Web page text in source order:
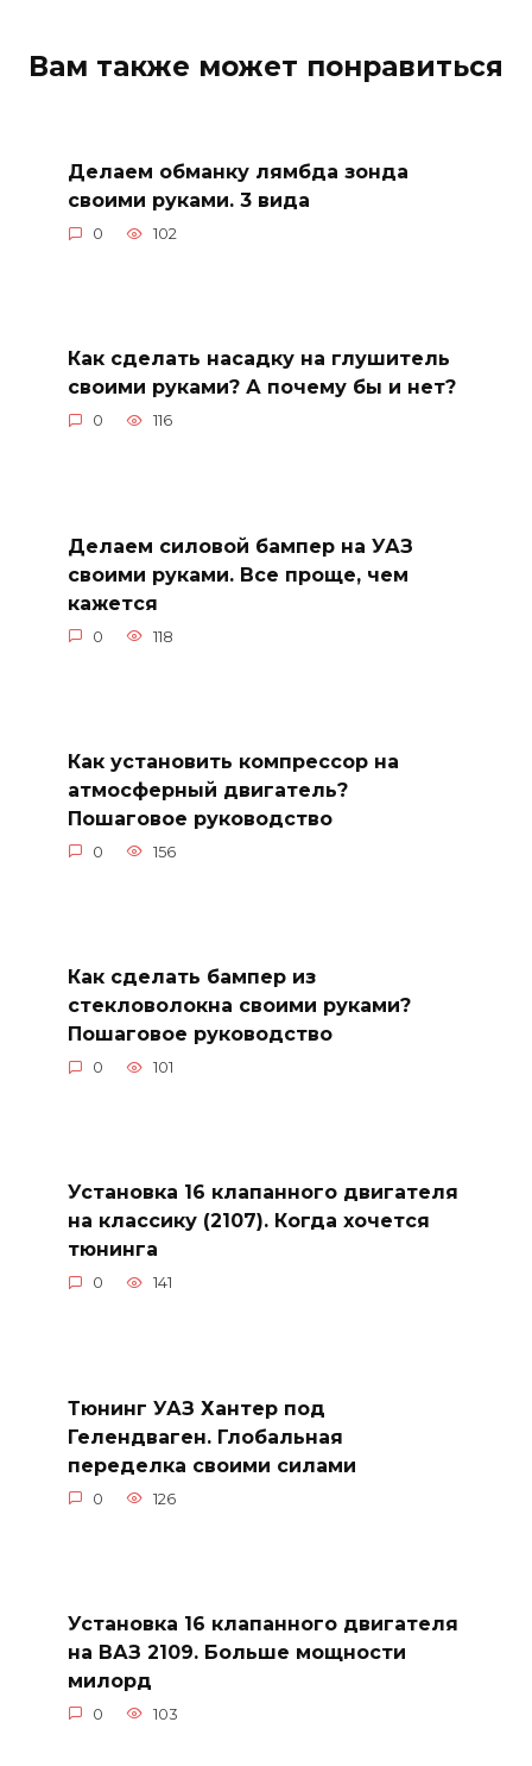
Вам также может понравиться
Делаем обманку лямбда зонда
своими руками. 3 вида
0 102
Как сделать насадку на глушитель
своими руками? А почему бы и нет?
0 116
Делаем силовой бампер на УАЗ
своими руками. Все проще, чем
кажется
0 118
Как установить компрессор на
атмосферный двигатель?
Пошаговое руководство
0 156
Как сделать бампер из
стекловолокна своими руками?
Пошаговое руководство
0 101
Установка 16 клапанного двигателя
на классику (2107). Когда хочется
тюнинга
0 141
Тюнинг УАЗ Хантер под
Гелендваген. Глобальная
переделка своими силами
0 126
Установка 16 клапанного двигателя
на ВАЗ 2109. Больше мощности
милорд
0 103